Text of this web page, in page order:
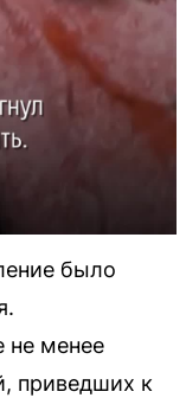
было
не менее
приведших к